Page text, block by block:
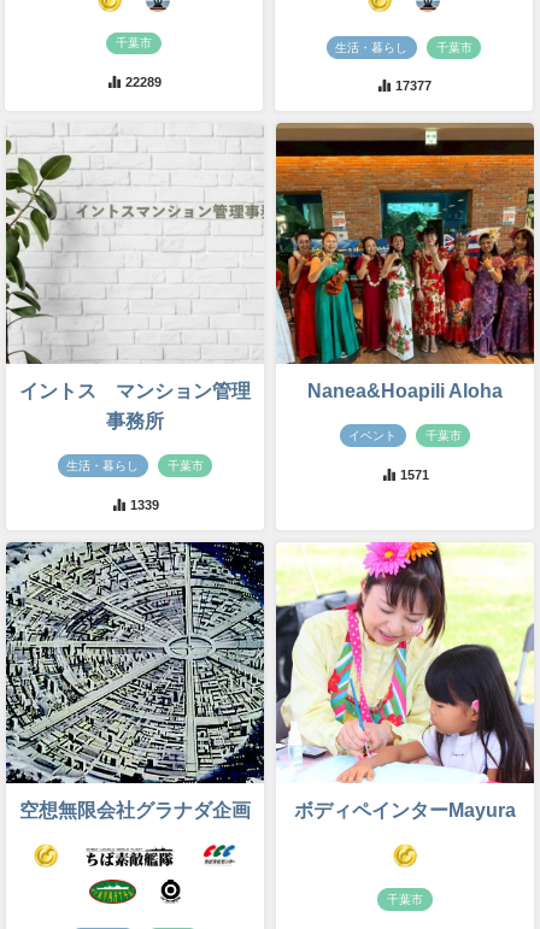
千葉市
22289
生活・暮らし 千葉市
17377
イントス マンション管理
事務所
生活・暮らし 千葉市
1339
Nanea&Hoapili Aloha
イベント 千葉市
1571
空想無限会社グラナダ企画 ボディペインターMayura
千葉市